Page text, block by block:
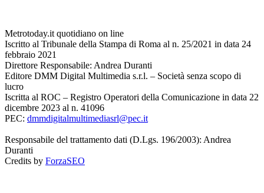
Metrotoday.it quotidiano on line
Iscritto al Tribunale della Stampa di Roma al n. 25/2021 in data 24
febbraio 2021
Direttore Responsabile: Andrea Duranti
Editore DMM Digital Multimedia s.r.l. – Società senza scopo di
lucro
Iscritta al ROC – Registro Operatori della Comunicazione in data 22
dicembre 2023 al n. 41096
PEC: dmmdigitalmultimediasrl@pec.it
Responsabile del trattamento dati (D.Lgs. 196/2003): Andrea
Duranti
Credits by ForzaSEO